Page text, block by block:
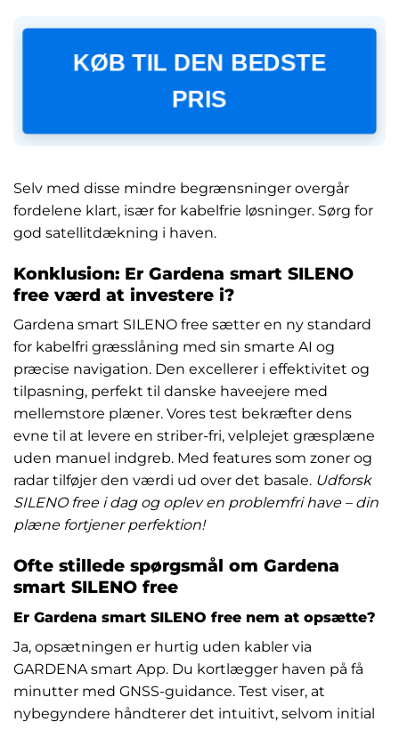
KØB TIL DEN BEDSTE
PRIS
Selv med disse mindre begrænsninger overgår
fordelene klart, især for kabelfrie løsninger. Sørg for
god satellitdækning i haven.
Konklusion: Er Gardena smart SILENO
free værd at investere i?
Gardena smart SILENO free sætter en ny standard
for kabelfri græsslåning med sin smarte AI og
præcise navigation. Den excellerer i effektivitet og
tilpasning, perfekt til danske haveejere med
mellemstore plæner. Vores test bekræfter dens
evne til at levere en striber-fri, velplejet græsplæne
uden manuel indgreb. Med features som zoner og
radar tilføjer den værdi ud over det basale. Udforsk
SILENO free i dag og oplev en problemfri have – din
plæne fortjener perfektion!
Ofte stillede spørgsmål om Gardena
smart SILENO free
Er Gardena smart SILENO free nem at opsætte?
Ja, opsætningen er hurtig uden kabler via
GARDENA smart App. Du kortlægger haven på få
minutter med GNSS-guidance. Test viser, at
nybegyndere håndterer det intuitivt, selvom initial